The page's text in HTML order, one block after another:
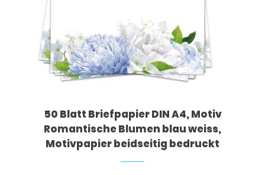
50 Blatt Briefpapier DIN A4, Motiv
Romantische Blumen blau weiss,
Motivpapier beidseitig bedruckt